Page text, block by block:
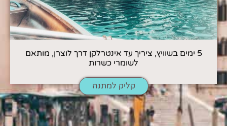
5 ימים בשוויץ, ציריך עד אינטרלקן דרך לוצרן, מותאם
לשומרי כשרות
קליק למתנה